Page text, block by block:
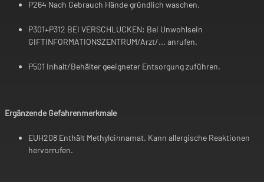
P264 Nach Gebrauch Hände gründlich waschen.
P301+P312 BEI VERSCHLUCKEN: Bei Unwohlsein
GIFTINFORMATIONSZENTRUM/Arzt/... anrufen.
P501 Inhalt/Behälter geeigneter Entsorgung zuführen.
Ergänzende Gefahrenmerkmale
EUH208 Enthält Methylcinnamat. Kann allergische Reaktionen
hervorrufen.